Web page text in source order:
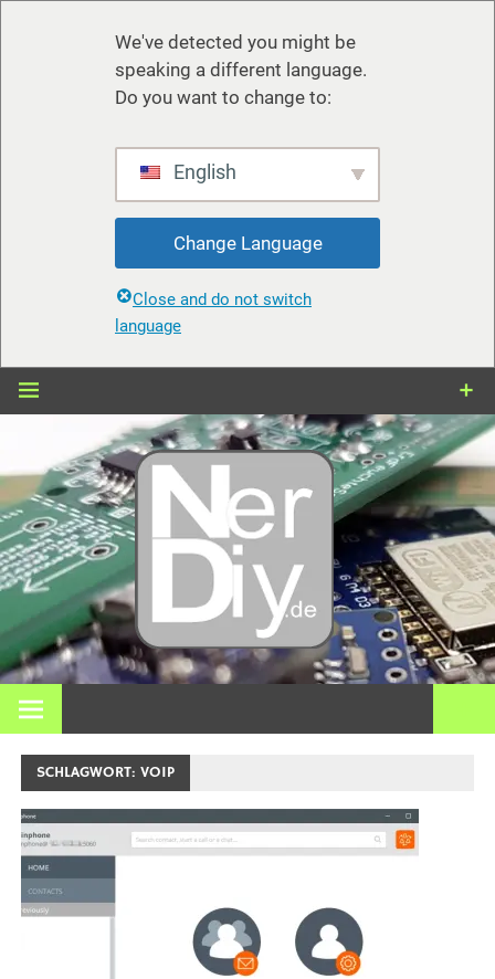
We've detected you might be
speaking a different language.
Do you want to change to:
English
Change Language
Close and do not switch
language
Zum
–
3D
und
Bei nerdiy.de dreht sich alles um Elektronik, Heimwerken, 3D-
Druck, Smart Home und viele andere technische Themen.
SCHLAGWORT:VOIP